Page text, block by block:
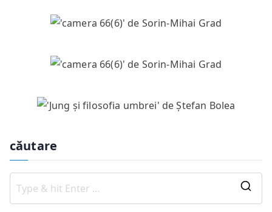
căutare